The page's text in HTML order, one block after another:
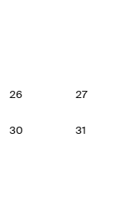
26 27
30 31